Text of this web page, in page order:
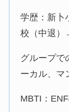
学歴：新卜
校（中退）
グループで
ーカル、マ
MBTI：